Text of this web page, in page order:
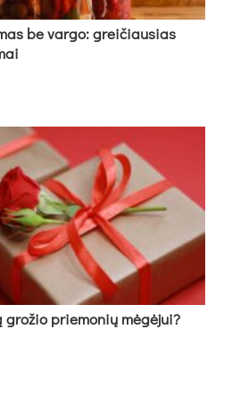
be vargo: greičiausias
priemonių mėgėjui?